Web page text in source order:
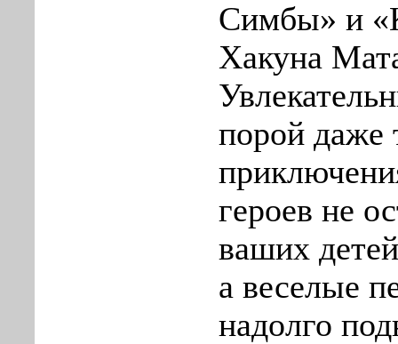
Симбы» и
Хакуна
порой даже
героев не
ваших
а веселые
надолго